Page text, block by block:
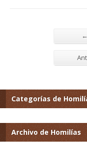
←
Categorías de
Archivo de Homilías